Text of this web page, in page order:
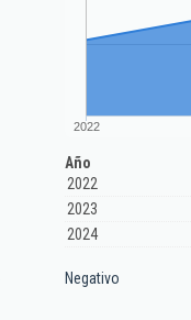
2022
Año
2022
2023
2024
Negativo